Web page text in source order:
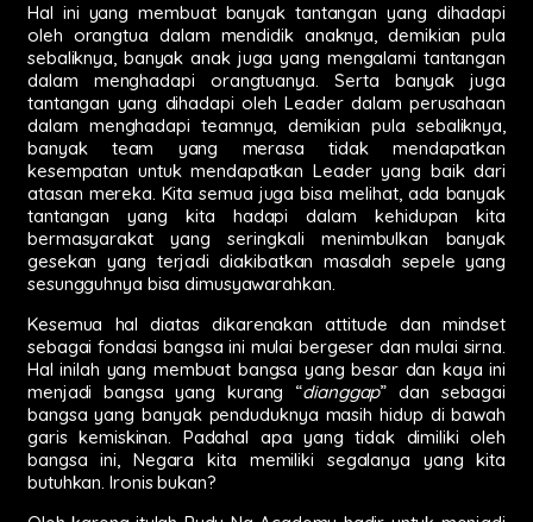
Hal ini yang membuat banyak tantangan yang dihadapi
oleh orangtua dalam mendidik anaknya, demikian pula
sebaliknya, banyak anak juga yang mengalami tantangan
dalam menghadapi orangtuanya. Serta banyak juga
tantangan yang dihadapi oleh Leader dalam perusahaan
dalam menghadapi teamnya, demikian pula sebaliknya,
banyak team yang merasa tidak mendapatkan
kesempatan untuk mendapatkan Leader yang baik dari
atasan mereka. Kita semua juga bisa melihat, ada banyak
tantangan yang kita hadapi dalam kehidupan kita
bermasyarakat yang seringkali menimbulkan banyak
gesekan yang terjadi diakibatkan masalah sepele yang
sesungguhnya bisa dimusyawarahkan.
Kesemua hal diatas dikarenakan attitude dan mindset
sebagai fondasi bangsa ini mulai bergeser dan mulai sirna.
Hal inilah yang membuat bangsa yang besar dan kaya ini
menjadi bangsa yang kurang “dianggap” dan sebagai
bangsa yang banyak penduduknya masih hidup di bawah
garis kemiskinan. Padahal apa yang tidak dimiliki oleh
bangsa ini, Negara kita memiliki segalanya yang kita
butuhkan. Ironis bukan?